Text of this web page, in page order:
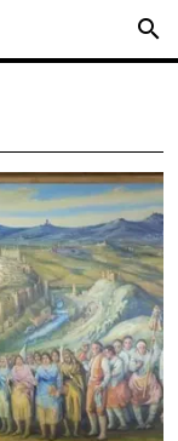
search